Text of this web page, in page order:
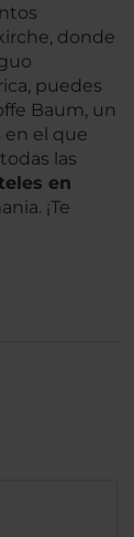
donde
puedes
Baum, un
en el que
las
en
¡Te